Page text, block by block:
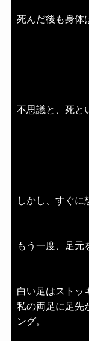
死んだ後も身体
不思議と、死と
しかし、すぐに
もう一度、足
白い足はストッ
私の両足に足先
ング。